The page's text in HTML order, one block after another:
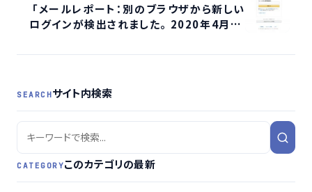
「メールレポート：別のブラウザから新しい
ログインが検出されました。 2020年4月11
SEARCHサイト内検索
CATEGORYこのカテゴリの最新